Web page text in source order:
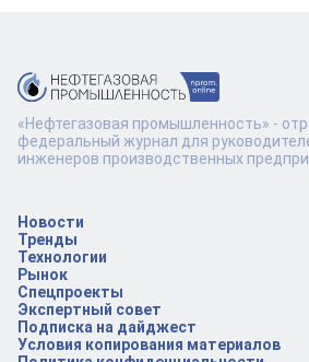
Новости
Тренды
Технологии
Рынок
Спецпроекты
Экспертный совет
Подписка на дайджест
Условия копирования материалов
«Нефтегазовая промышленность» -
федеральный журнал для
инженеров производственных